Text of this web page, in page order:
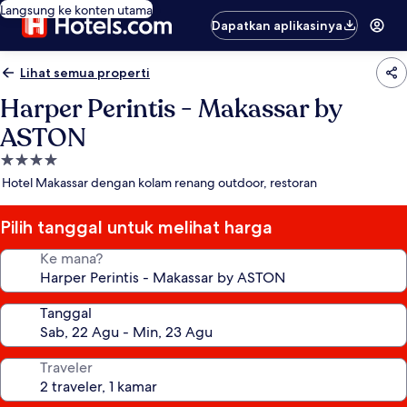
Langsung ke konten utama
Dapatkan aplikasinya
Lihat semua properti
Harper Perintis - Makassar by
ASTON
Properti
bintang
Hotel Makassar dengan kolam renang outdoor, restoran
Pilih tanggal untuk melihat harga
Ke mana?
Tanggal
Traveler